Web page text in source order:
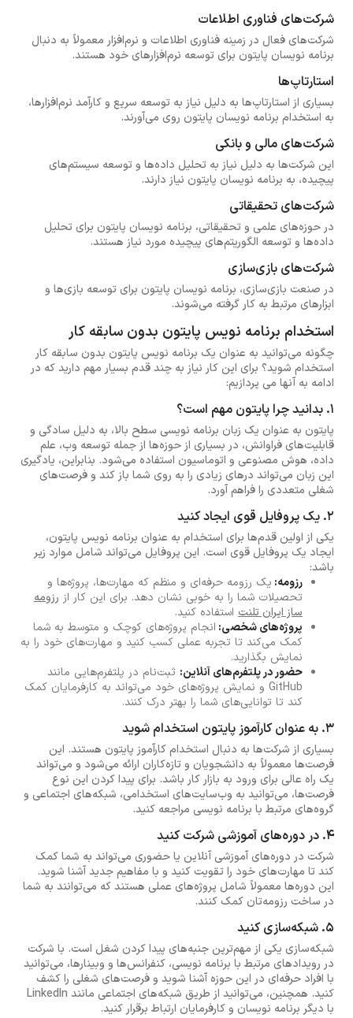
شرکت‌های فناوری اطلاعات
شرکت‌های فعال در زمینه فناوری اطلاعات و نرم‌افزار معمولاً به دنبال
برنامه نویسان پایتون برای توسعه نرم‌افزارهای خود هستند.
استارتاپ‌ها
بسیاری از استارتاپ‌ها به دلیل نیاز به توسعه سریع و کارآمد نرم‌افزارها،
به استخدام برنامه نویسان پایتون روی می‌آورند.
شرکت‌های مالی و بانکی
این شرکت‌ها به دلیل نیاز به تحلیل داده‌ها و توسعه سیستم‌های
پیچیده، به برنامه نویسان پایتون نیاز دارند.
شرکت‌های تحقیقاتی
در حوزه‌های علمی و تحقیقاتی، برنامه نویسان پایتون برای تحلیل
داده‌ها و توسعه الگوریتم‌های پیچیده مورد نیاز هستند.
شرکت‌های بازی‌سازی
در صنعت بازی‌سازی، برنامه نویسان پایتون برای توسعه بازی‌ها و
ابزارهای مرتبط به کار گرفته می‌شوند.
استخدام برنامه نویس پایتون بدون سابقه کار
چگونه می‌توانید به عنوان یک برنامه نویس پایتون بدون سابقه کار
استخدام شوید؟ برای این کار نیاز به چند قدم بسیار مهم دارید که در
ادامه به آنها می پردازیم:
۱. بدانید چرا پایتون مهم است؟
پایتون به عنوان یک زبان برنامه نویسی سطح بالا، به دلیل سادگی و
قابلیت‌های فراوانش، در بسیاری از حوزه‌ها از جمله توسعه وب، علم
داده، هوش مصنوعی و اتوماسیون استفاده می‌شود. بنابراین، یادگیری
این زبان می‌تواند درهای زیادی را به روی شما باز کند و فرصت‌های
شغلی متعددی را فراهم آورد.
۲. یک پروفایل قوی ایجاد کنید
یکی از اولین قدم‌ها برای استخدام به عنوان برنامه نویس پایتون،
ایجاد یک پروفایل قوی است. این پروفایل می‌تواند شامل موارد زیر
باشد:
رزومه: یک رزومه حرفه‌ای و منظم که مهارت‌ها، پروژه‌ها و
تحصیلات شما را به خوبی نشان دهد. برای این کار از رزومه
ساز ایران تلنت استفاده کنید.
پروژه‌های شخصی: انجام پروژه‌های کوچک و متوسط به شما
کمک می‌کند تا تجربه عملی کسب کنید و مهارت‌های خود را به
نمایش بگذارید.
حضور در پلتفرم‌های آنلاین: ثبت‌نام در پلتفرم‌هایی مانند
GitHub و نمایش پروژه‌های خود می‌تواند به کارفرمایان کمک
کند تا توانایی‌های شما را بهتر درک کنند.
۳. به عنوان کارآموز پایتون استخدام شوید
بسیاری از شرکت‌ها به دنبال استخدام کارآموز پایتون هستند. این
فرصت‌ها معمولاً به دانشجویان و تازه‌کاران ارائه می‌شود و می‌تواند
یک راه عالی برای ورود به بازار کار باشد. برای پیدا کردن این نوع
فرصت‌ها، می‌توانید به وب‌سایت‌های استخدامی، شبکه‌های اجتماعی و
گروه‌های مرتبط با برنامه نویسی مراجعه کنید.
۴. در دوره‌های آموزشی شرکت کنید
شرکت در دوره‌های آموزشی آنلاین یا حضوری می‌تواند به شما کمک
کند تا مهارت‌های خود را تقویت کنید و با مفاهیم جدید آشنا شوید.
این دوره‌ها معمولاً شامل پروژه‌های عملی هستند که می‌توانند به شما
در ساخت رزومه‌تان کمک کنند.
۵. شبکه‌سازی کنید
شبکه‌سازی یکی از مهم‌ترین جنبه‌های پیدا کردن شغل است. با شرکت
در رویدادهای مرتبط با برنامه نویسی، کنفرانس‌ها و وبینارها، می‌توانید
با افراد حرفه‌ای در این حوزه آشنا شوید و فرصت‌های شغلی را کشف
کنید. همچنین، می‌توانید از طریق شبکه‌های اجتماعی مانند LinkedIn
با دیگر برنامه نویسان و کارفرمایان ارتباط برقرار کنید.